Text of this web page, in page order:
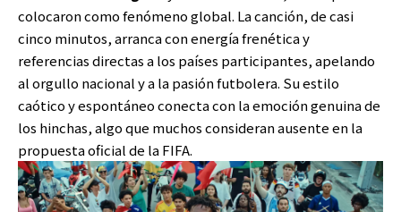
colocaron como fenómeno global. La canción, de casi
cinco minutos, arranca con energía frenética y
referencias directas a los países participantes, apelando
al orgullo nacional y a la pasión futbolera. Su estilo
caótico y espontáneo conecta con la emoción genuina de
los hinchas, algo que muchos consideran ausente en la
propuesta oficial de la FIFA.